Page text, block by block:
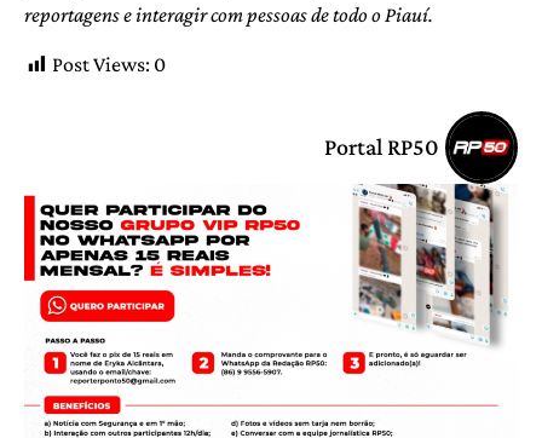
reportagens e interagir com pessoas de todo o Piauí.
Post Views: 0
Portal RP50